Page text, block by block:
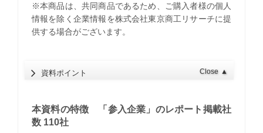
※本商品は、共同商品であるため、ご購入者様の個人
情報を除く企業情報を株式会社東京商工リサーチに提
供する場合がございます。
資料ポイント Close ▲
本資料の特徴 「参入企業」のレポート掲載社
数 110社